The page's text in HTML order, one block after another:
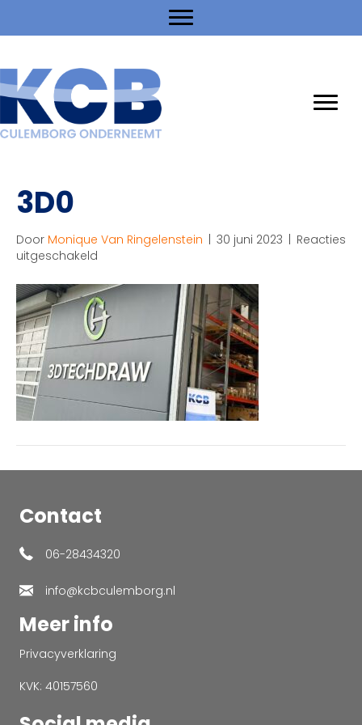
3D0
Door Monique Van Ringelenstein | 30 juni 2023 | Reacties
uitgeschakeld
Contact
06-28434320
info@kcbculemborg.nl
Meer info
Privacyverklaring
KVK: 40157560